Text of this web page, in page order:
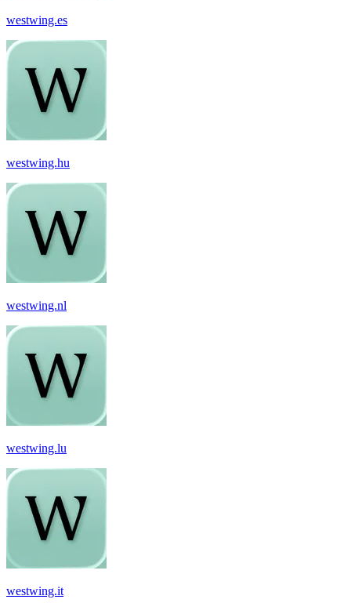
westwing.es
westwing.hu
westwing.nl
westwing.lu
westwing.it